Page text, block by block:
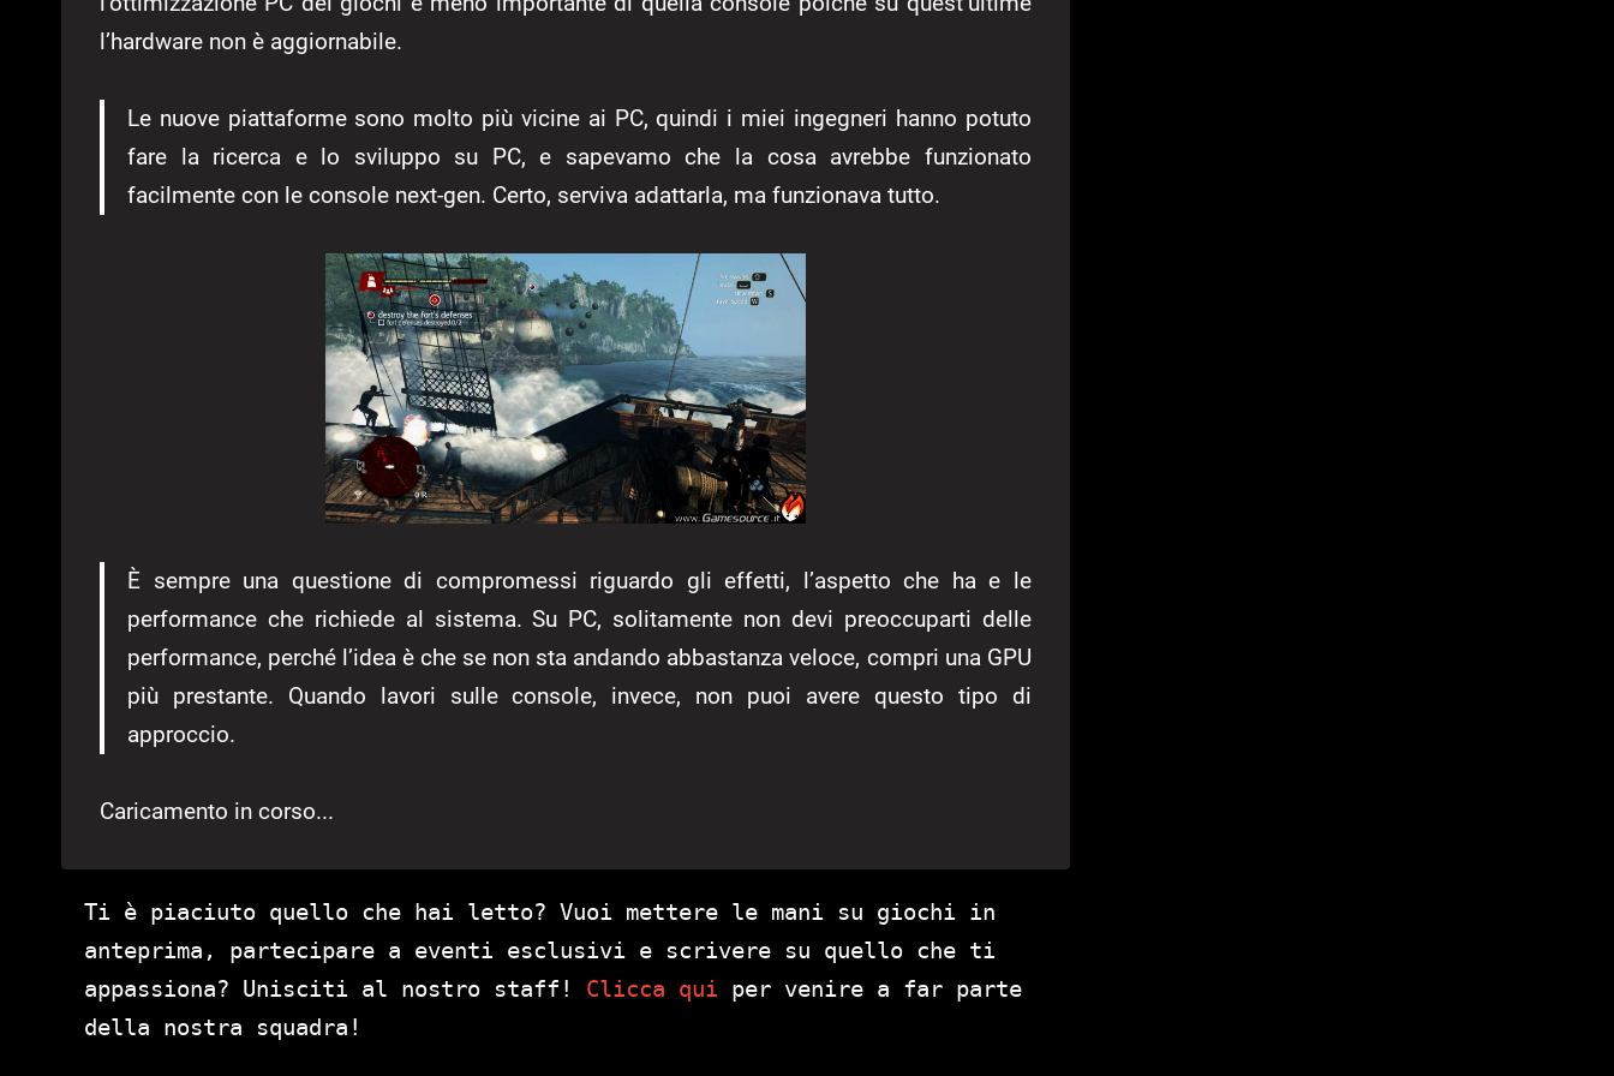
l’hardware non è aggiornabile.
Le nuove piattaforme sono molto più vicine ai PC, quindi i miei ingegneri hanno potuto
fare la ricerca e lo sviluppo su PC, e sapevamo che la cosa avrebbe funzionato
facilmente con le console next-gen. Certo, serviva adattarla, ma funzionava tutto.
È sempre una questione di compromessi riguardo gli effetti, l’aspetto che ha e le
performance che richiede al sistema. Su PC, solitamente non devi preoccuparti delle
performance, perché l’idea è che se non sta andando abbastanza veloce, compri una GPU
più prestante. Quando lavori sulle console, invece, non puoi avere questo tipo di
approccio.
Caricamento in corso...
Ti è piaciuto quello che hai letto? Vuoi mettere le mani su giochi in
anteprima, partecipare a eventi esclusivi e scrivere su quello che ti
appassiona? Unisciti al nostro staff! Clicca qui per venire a far parte
della nostra squadra!